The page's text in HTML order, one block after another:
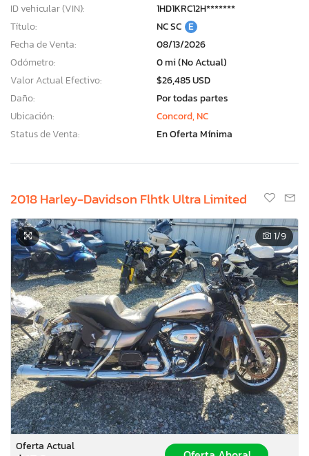
ID vehicular (VIN):
1HD1KRC12H*******
Título:
NC SC E
Fecha de Venta:
08/13/2026
Odómetro:
0 mi (No Actual)
Valor Actual Efectivo:
$26,485 USD
Daño:
Por todas partes
Ubicación:
Concord, NC
Status de Venta:
En Oferta Mínima
2018 Harley-Davidson Flhtk Ultra Limited
1/9
Oferta Actual